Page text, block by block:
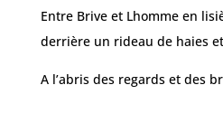
Entre Brive et Lhomme en
derrière un rideau de haies
A l’abris des regards et des